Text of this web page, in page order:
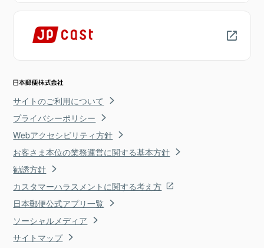
サイトのご利用について
プライバシーポリシー
Webアクセシビリティ方針
お客さま本位の業務運営に関する基本方針
勧誘方針
カスタマーハラスメントに関する考え方
日本郵便公式アプリ一覧
ソーシャルメディア
サイトマップ